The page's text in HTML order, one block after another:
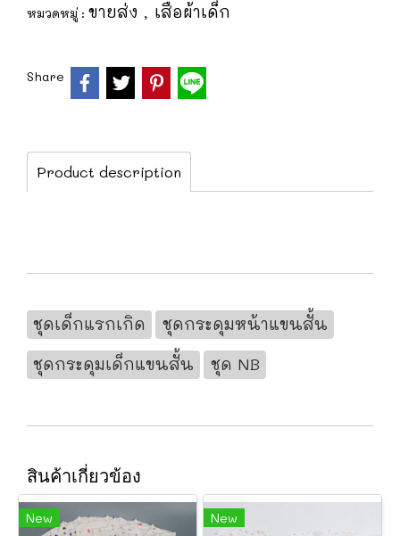
หมวดหมู่ : ขายส่ง , เสื้อผ้าเด็ก
Share
Product description
ชุดเด็กแรกเกิด
ชุดกระดุมหน้าแขนสั้น
ชุดกระดุมเด็กแขนสั้น
ชุด NB
สินค้าเกี่ยวข้อง
New New